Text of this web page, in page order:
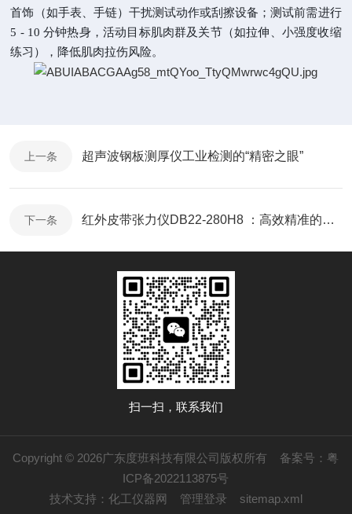
首饰（如手表、手链）干扰测试动作或刮擦设备；测试前需进行
5 - 10 分钟热身，活动目标肌肉群及关节（如拉伸、小强度收缩
练习），降低肌肉拉伤风险。
上一条 超声波钢板测厚仪工业检测的“精密之眼”
下一条 红外皮带张力仪DB22-280H8 ：高效精准的传动系统守护者
扫一扫，联系我们
Copyright © 2026广东度班科技有限公司版权所有 备案号：粤
ICP备2022113875号
技术支持： 化工仪器网 管理登录 sitemap.xml